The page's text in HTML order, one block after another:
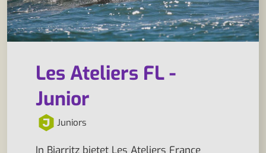
Les Ateliers FL -
Junior
Juniors